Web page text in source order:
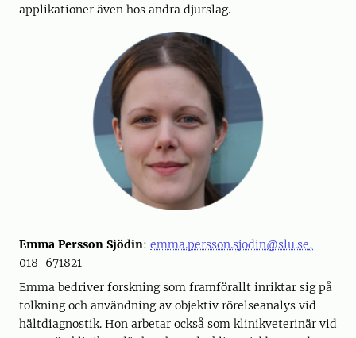
applikationer även hos andra djurslag.
Emma Persson Sjödin: emma.persson.sjodin@slu.se,
018-671821
Emma bedriver forskning som framförallt inriktar sig på
tolkning och användning av objektiv rörelseanalys vid
hältdiagnostik. Hon arbetar också som klinikveterinär vid